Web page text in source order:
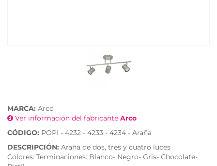
MARCA: Arco
Ver información del fabricante Arco
CÓDIGO: POPI - 4232 - 4233 - 4234 - Araña
DESCRIPCIÓN: Araña de dos, tres y cuatro luces
Colores: Terminaciones: Blanco- Negro- Gris- Chocolate-